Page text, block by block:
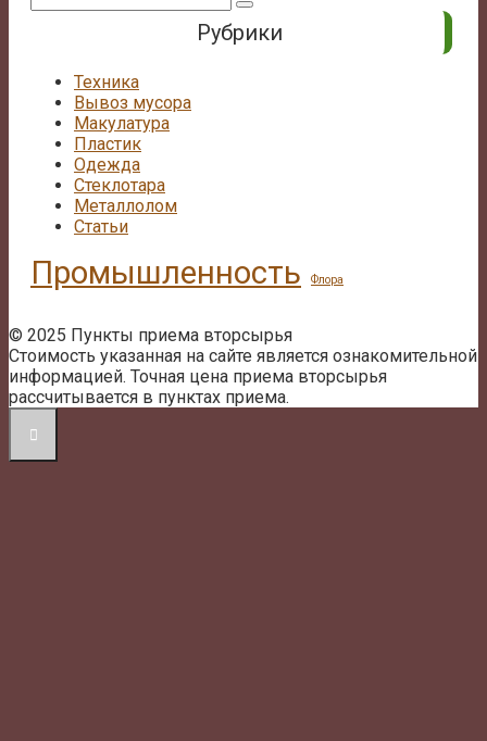
Рубрики
Техника
Вывоз мусора
Макулатура
Пластик
Одежда
Стеклотара
Металлолом
Статьи
Промышленность Флора
© 2025 Пункты приема вторсырья
Стоимость указанная на сайте является ознакомительной
информацией. Точная цена приема вторсырья
рассчитывается в пунктах приема.